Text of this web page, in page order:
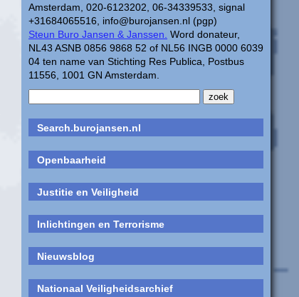
Amsterdam, 020-6123202, 06-34339533, signal
+31684065516, info@burojansen.nl (pgp)
Steun Buro Jansen & Janssen. Word donateur,
NL43 ASNB 0856 9868 52 of NL56 INGB 0000 6039
04 ten name van Stichting Res Publica, Postbus
11556, 1001 GN Amsterdam.
Search.burojansen.nl
Openbaarheid
Justitie en Veiligheid
Inlichtingen en Terrorisme
Nieuwsblog
Nationaal Veiligheidsarchief